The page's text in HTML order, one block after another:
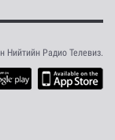
Радио Телевиз.